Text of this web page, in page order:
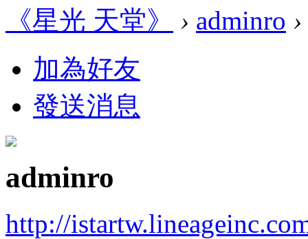
《星光 天堂》 › adminro ›
加為好友
發送消息
adminro
http://